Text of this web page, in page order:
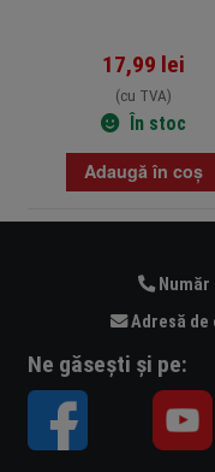
17,99 lei
(cu TVA)
În stoc
Adaugă în coș
Număr
Adresă de
Ne găsești și pe: